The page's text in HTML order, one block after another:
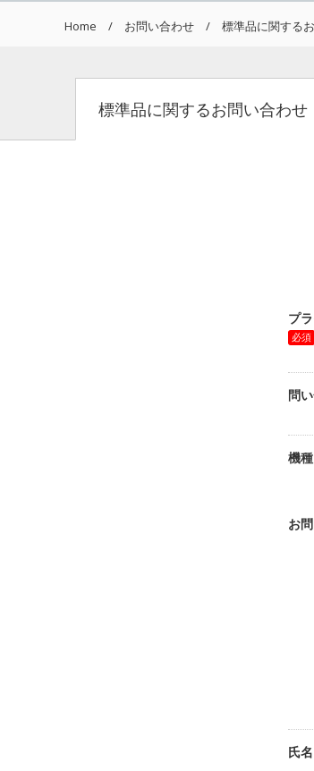
Home お問い合わせ 標準品に関する
標準品に関するお問い合わせ